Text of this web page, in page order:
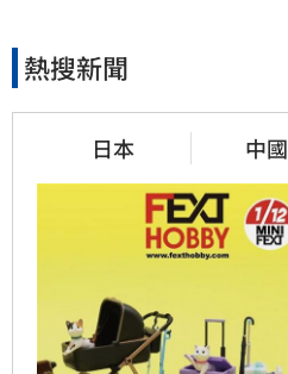
熱搜新聞
日本 中國